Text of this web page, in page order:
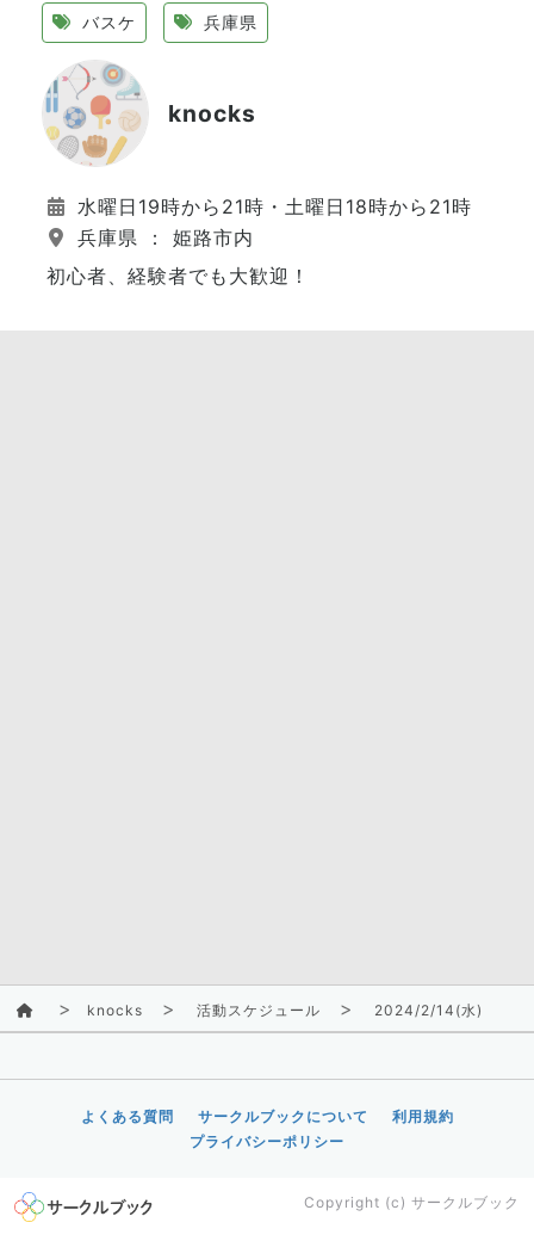
バスケ 兵庫県
knocks
水曜日19時から21時・土曜日18時から21時
兵庫県 ： 姫路市内
初心者、経験者でも大歓迎！
knocks 活動スケジュール 2024/2/14(水)
よくある質問 サークルブックについて
利用規約
プライバシーポリシー
Copyright (c) サークルブック